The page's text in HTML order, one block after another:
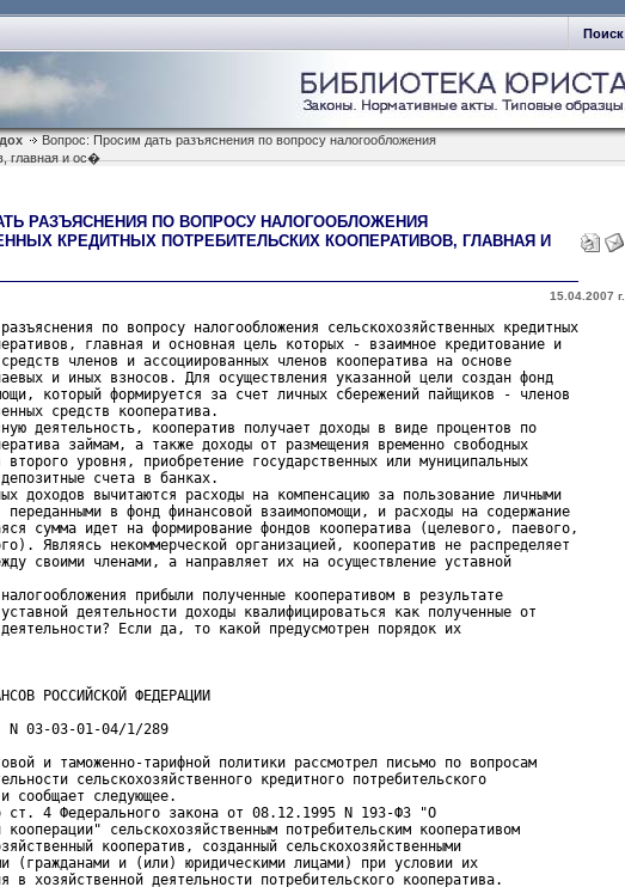
Поиск
Вопрос: Просим дать разъяснения по вопросу налогообложения
главная и ос�
РАЗЪЯСНЕНИЯ ПО ВОПРОСУ НАЛОГООБЛОЖЕНИЯ
КРЕДИТНЫХ ПОТРЕБИТЕЛЬСКИХ КООПЕРАТИВОВ, ГЛАВНАЯ И
15.04.2007 г.
по вопросу налогообложения сельскохозяйственных кредитных
главная и основная цель которых - взаимное кредитование и
членов и ассоциированных членов кооператива на основе
и иных взносов. Для осуществления указанной цели создан фонд
который формируется за счет личных сбережений пайщиков - членов
средств кооператива.
деятельность, кооператив получает доходы в виде процентов по
займам, а также доходы от размещения временно свободных
второго уровня, приобретение государственных или муниципальных
счета в банках.
доходов вычитаются расходы на компенсацию за пользование личными
переданными в фонд финансовой взаимопомощи, и расходы на содержание
сумма идет на формирование фондов кооператива (целевого, паевого,
Являясь некоммерческой организацией, кооператив не распределяет
своими членами, а направляет их на осуществление уставной
прибыли полученные кооперативом в результате
деятельности доходы квалифицироваться как полученные от
Если да, то какой предусмотрен порядок их
РОССИЙСКОЙ ФЕДЕРАЦИИ
N 03-03-01-04/1/289
и таможенно-тарифной политики рассмотрел письмо по вопросам
сельскохозяйственного кредитного потребительского
сообщает следующее.
4 Федерального закона от 08.12.1995 N 193-ФЗ "О
кооперации" сельскохозяйственным потребительским кооперативом
кооператив, созданный сельскохозяйственными
(гражданами и (или) юридическими лицами) при условии их
в хозяйственной деятельности потребительского кооператива.